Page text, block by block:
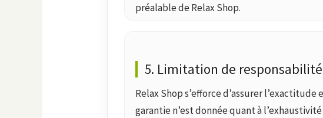
préalable de Relax Shop.
5. Limitation de responsabilité
Relax Shop s’efforce d’assurer
garantie n’est donnée quant à l’exhaustivité